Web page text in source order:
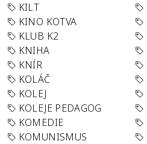
KILT
KINO KOTVA
KLUB K2
KNIHA
KNÍR
KOLÁČ
KOLEJ
KOLEJE PEDAGOG
KOMEDIE
KOMUNISMUS